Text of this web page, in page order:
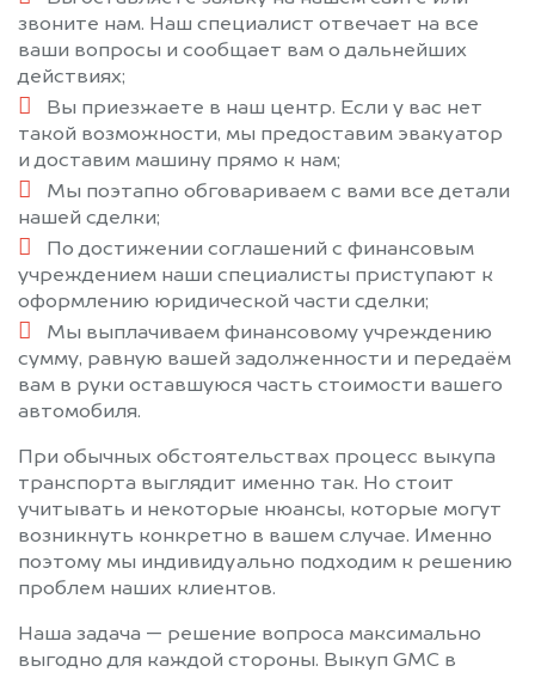
звоните нам. Наш специалист отвечает на все
ваши вопросы и сообщает вам о дальнейших
действиях;
Вы приезжаете в наш центр. Если у вас нет
такой возможности, мы предоставим эвакуатор
и доставим машину прямо к нам;
Мы поэтапно обговариваем с вами все детали
нашей сделки;
По достижении соглашений с финансовым
учреждением наши специалисты приступают к
оформлению юридической части сделки;
Мы выплачиваем финансовому учреждению
сумму, равную вашей задолженности и передаём
вам в руки оставшуюся часть стоимости вашего
автомобиля.
При обычных обстоятельствах процесс выкупа
транспорта выглядит именно так. Но стоит
учитывать и некоторые нюансы, которые могут
возникнуть конкретно в вашем случае. Именно
поэтому мы индивидуально подходим к решению
проблем наших клиентов.
Наша задача — решение вопроса максимально
выгодно для каждой стороны. Выкуп GMC в